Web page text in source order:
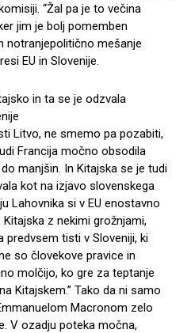
“Žal pa je to večina
jim je bolj pomemben
notranjepolitično mešanje
EU in Slovenije.
in ta se je odzvala
Litvo, ne smemo pa pozabiti,
Francija močno obsodila
manjšin. In Kitajska se je tudi
kot na izjavo slovenskega
Lahovnika si v EU enostavno
z nekimi grožnjami,
predvsem tisti v Sloveniji, ki
so človekove pravice in
molčijo, ko gre za teptanje
Kitajskem.” Tako da ni samo
Macronom zelo
V ozadju poteka močna,